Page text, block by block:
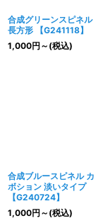
合成グリーンスピネル
長方形 【G241118】
1,000円 ～ (税込)
合成ブルースピネル カ
ボション 淡いタイプ
【G240724】
1,000円 ～ (税込)